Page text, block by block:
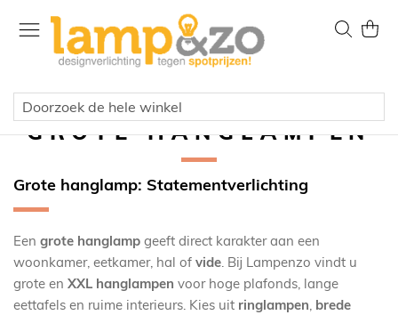
naar
Zoek
GROTE HANGLAMPEN
Grote hanglamp: Statementverlichting
Een grote hanglamp geeft direct karakter aan een
woonkamer, eetkamer, hal of vide. Bij Lampenzo vindt u
grote en XXL hanglampen voor hoge plafonds, lange
eettafels en ruime interieurs. Kies uit ringlampen, brede